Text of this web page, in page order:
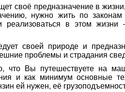
своё предназначение в
нужно жить по
реализоваться в этом
своей природе и
проблемы и страдания
что Вы путешествуете на
и как минимум основные
ей нужен, её